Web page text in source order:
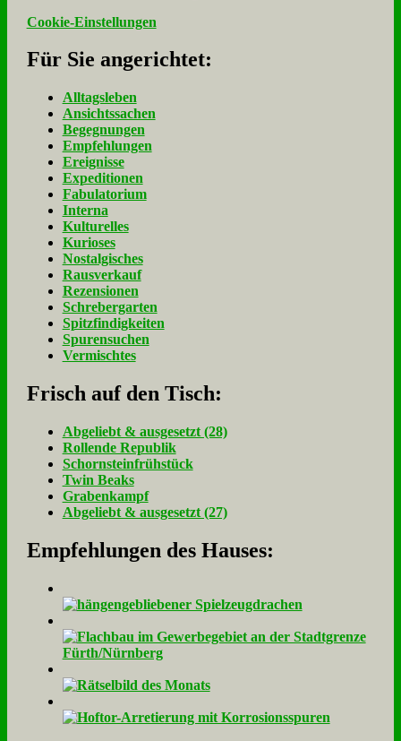
Cookie-Einstellungen
Für Sie an­ge­rich­tet:
Alltagsleben
Ansichtssachen
Begegnungen
Empfehlungen
Ereignisse
Expeditionen
Fabulatorium
Interna
Kulturelles
Kurioses
Nostalgisches
Rausverkauf
Rezensionen
Schrebergarten
Spitzfindigkeiten
Spurensuchen
Vermischtes
Frisch auf den Tisch:
Ab­ge­liebt & aus­ge­setzt (28)
Rol­len­de Re­pu­blik
Schorn­stein­früh­stück
Twin Beaks
Gra­ben­kampf
Ab­ge­liebt & aus­ge­setzt (27)
Empfehlungen des Hauses: